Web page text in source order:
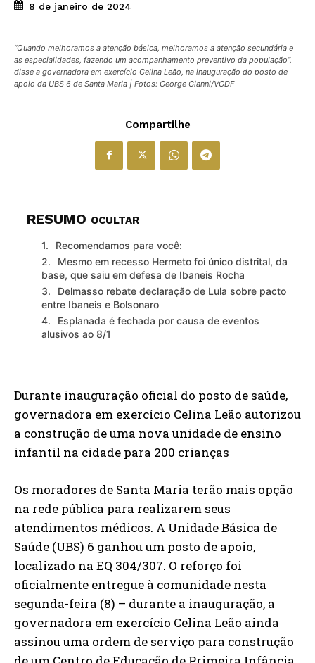
8 de janeiro de 2024
“Quando melhoramos a atenção básica, melhoramos a atenção secundária e
as especialidades, fazendo um acompanhamento preventivo da população”,
disse a governadora em exercício Celina Leão, na inauguração do posto de
apoio da UBS 6 de Santa Maria | Fotos: George Gianni/VGDF
Compartilhe
RESUMO OCULTAR
Recomendamos para você:
Mesmo em recesso Hermeto foi único distrital, da
base, que saiu em defesa de Ibaneis Rocha
Delmasso rebate declaração de Lula sobre pacto
entre Ibaneis e Bolsonaro
Esplanada é fechada por causa de eventos
alusivos ao 8/1
Durante inauguração oficial do posto de saúde,
governadora em exercício Celina Leão autorizou
a construção de uma nova unidade de ensino
infantil na cidade para 200 crianças
Os moradores de Santa Maria terão mais opção
na rede pública para realizarem seus
atendimentos médicos. A Unidade Básica de
Saúde (UBS) 6 ganhou um posto de apoio,
localizado na EQ 304/307. O reforço foi
oficialmente entregue à comunidade nesta
segunda-feira (8) – durante a inauguração, a
governadora em exercício Celina Leão ainda
assinou uma ordem de serviço para construção